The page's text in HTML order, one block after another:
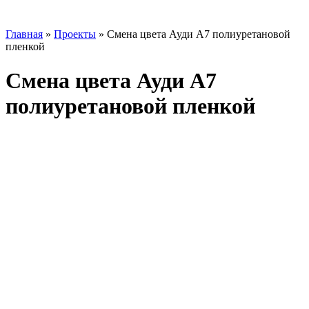
Главная » Проекты » Смена цвета Ауди А7 полиуретановой
пленкой
Смена цвета Ауди А7
полиуретановой пленкой